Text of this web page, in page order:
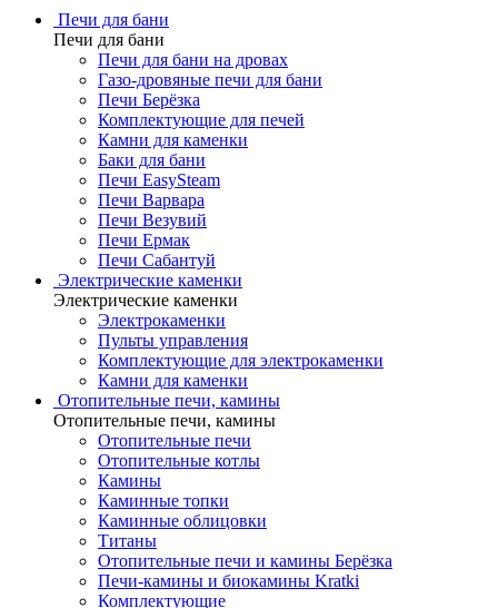
Печи для бани
Печи для бани
Печи для бани на дровах
Газо-дровяные печи для бани
Печи Берёзка
Комплектующие для печей
Камни для каменки
Баки для бани
Печи EasySteam
Печи Варвара
Печи Везувий
Печи Ермак
Печи Сабантуй
Электрические каменки
Электрические каменки
Электрокаменки
Пульты управления
Комплектующие для электрокаменки
Камни для каменки
Отопительные печи, камины
Отопительные печи, камины
Отопительные печи
Отопительные котлы
Камины
Каминные топки
Каминные облицовки
Титаны
Отопительные печи и камины Берёзка
Печи-камины и биокамины Kratki
Комплектующие